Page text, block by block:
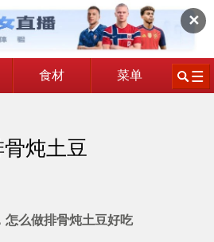
✕
食材 菜单
炖土豆
怎么做排骨炖土豆好吃